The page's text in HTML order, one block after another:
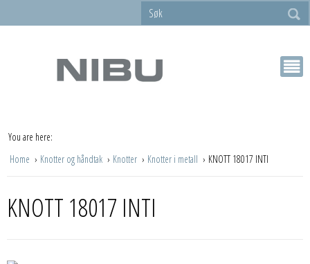
You are here:
Home
Knotter og håndtak Knotter Knotter i metall KNOTT 18017 INTI
KNOTT 18017 INTI